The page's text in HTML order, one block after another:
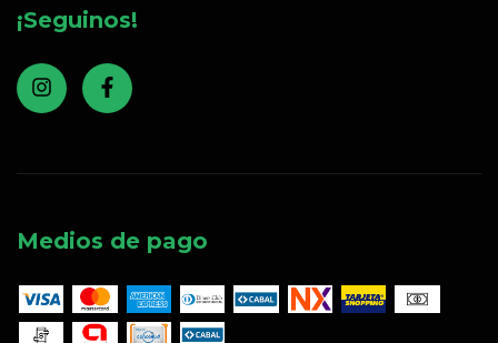
¡Seguinos!
Medios de pago